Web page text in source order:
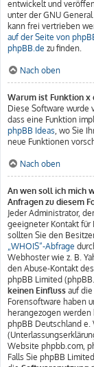
entwickelt und
unter der GNU
kann frei vertrieben
auf der Seite von
phpBB.de zu finden.
Nach oben
Warum ist Funktion
Diese Software wurde
dass eine Funktion
phpBB Ideas, wo Sie
neue Funktionen
Nach oben
An wen soll ich mich
Anfragen zu diesem
Jeder Administrator,
geeigneter Kontakt für
sollten Sie den
„WHOIS“-Abfrage
Webhoster wie z. B.
den Abuse-Kontakt
phpBB Limited
keinen Einfluss auf
Forensoftware haben
herangezogen
phpBB Deutschland e.
Website phpbb.com,
Falls Sie phpBB